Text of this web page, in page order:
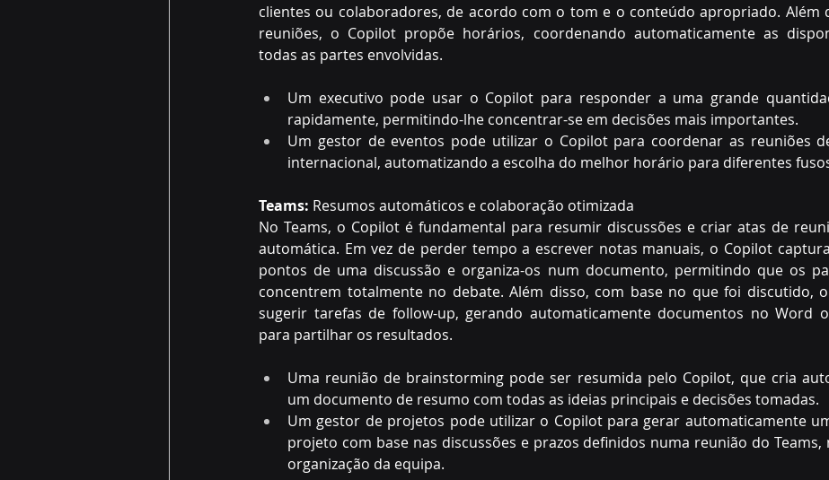
clientes ou colaboradores, de acordo com o tom e o conteúdo apropriado. Além
reuniões, o Copilot propõe horários, coordenando automaticamente as
todas as partes envolvidas.
Um executivo pode usar o Copilot para responder a uma grande
rapidamente, permitindo-lhe concentrar-se em decisões mais importantes.
Um gestor de eventos pode utilizar o Copilot para coordenar as reuniões
internacional, automatizando a escolha do melhor horário para diferentes
Teams: Resumos automáticos e colaboração otimizada
No Teams, o Copilot é fundamental para resumir discussões e criar atas de
automática. Em vez de perder tempo a escrever notas manuais, o Copilot
pontos de uma discussão e organiza-os num documento, permitindo que os
concentrem totalmente no debate. Além disso, com base no que foi discutido,
sugerir tarefas de follow-up, gerando automaticamente documentos no Word
para partilhar os resultados.
Uma reunião de brainstorming pode ser resumida pelo Copilot, que cria
um documento de resumo com todas as ideias principais e decisões tomadas.
Um gestor de projetos pode utilizar o Copilot para gerar automaticamente
projeto com base nas discussões e prazos definidos numa reunião do Teams,
organização da equipa.